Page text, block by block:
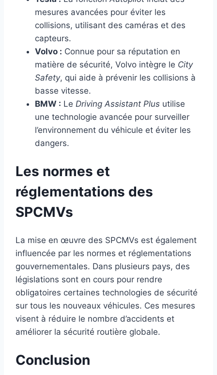
mesures avancées pour éviter les
collisions, utilisant des caméras et des
capteurs.
Volvo : Connue pour sa réputation en
matière de sécurité, Volvo intègre le City
Safety, qui aide à prévenir les collisions à
basse vitesse.
BMW : Le Driving Assistant Plus utilise
une technologie avancée pour surveiller
l’environnement du véhicule et éviter les
dangers.
Les normes et
réglementations des
SPCMVs
La mise en œuvre des SPCMVs est également
influencée par les normes et réglementations
gouvernementales. Dans plusieurs pays, des
législations sont en cours pour rendre
obligatoires certaines technologies de sécurité
sur tous les nouveaux véhicules. Ces mesures
visent à réduire le nombre d’accidents et
améliorer la sécurité routière globale.
Conclusion